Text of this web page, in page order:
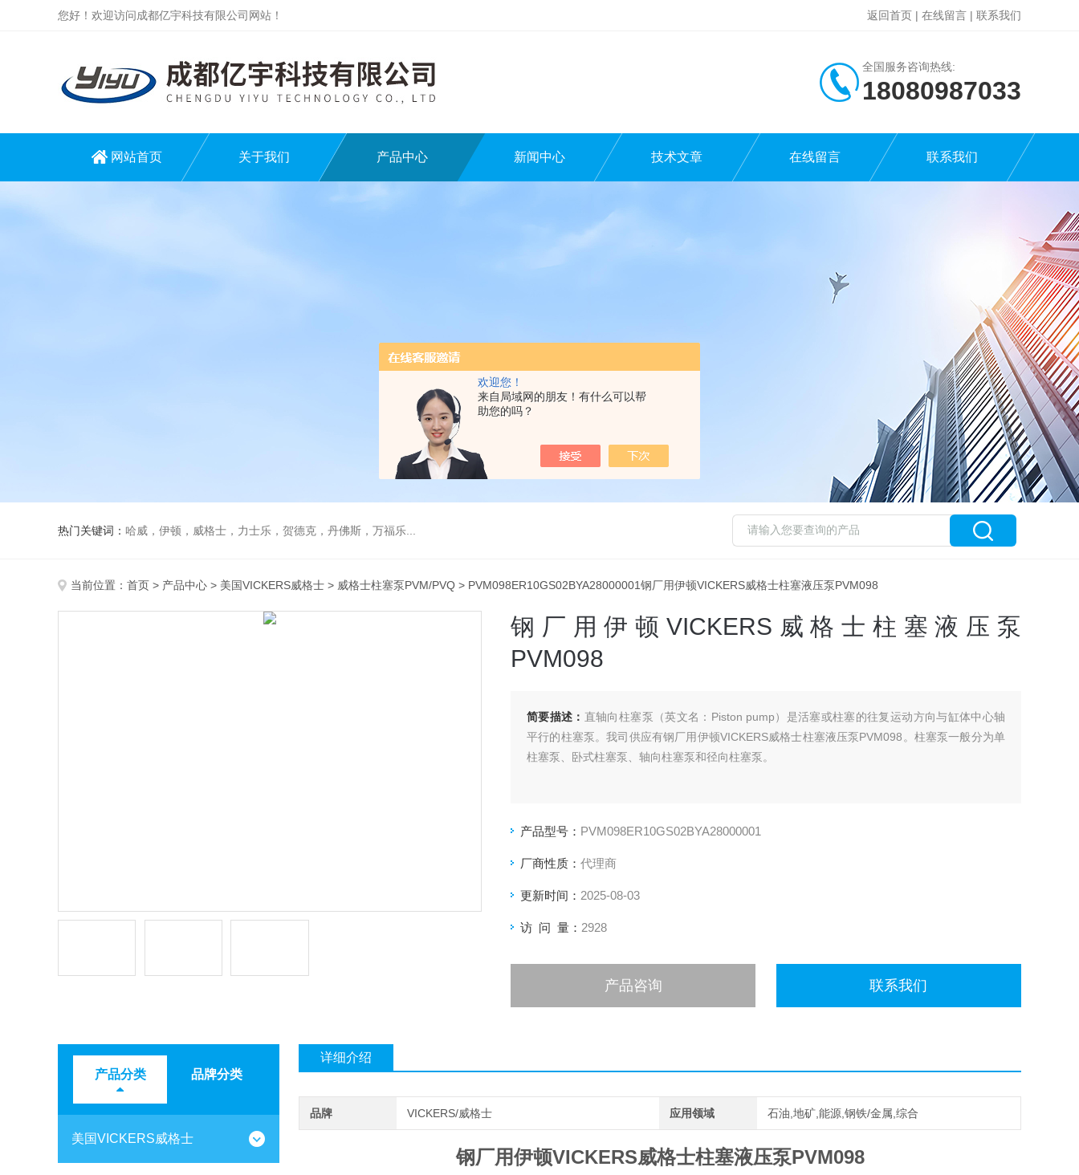
欢迎您！
来自局域网的朋友！有什么可以帮
助您的吗？
您好！欢迎访问成都亿宇科技有限公司网站！ 返回首页 | 在线留言 | 联系我们
全国服务咨询热线:
18080987033
网站首页 关于我们 产品中心 新闻中心 技术文章 在线留言 联系我们
热门关键词： 哈威，伊顿，威格士，力士乐，贺德克，丹佛斯，万福乐...
当前位置： 首页 > 产品中心 > 美国VICKERS威格士 > 威格士柱塞泵PVM/PVQ > PVM098ER10GS02BYA28000001钢厂用伊顿VICKERS威格士柱塞液压泵PVM098
钢厂用伊顿VICKERS威格士柱塞液压泵
PVM098
简要描述： 直轴向柱塞泵（英文名：Piston pump）是活塞或柱塞的往复运动方向与缸体中心轴
平行的柱塞泵。我司供应有钢厂用伊顿VICKERS威格士柱塞液压泵PVM098。柱塞泵一般分为单
柱塞泵、卧式柱塞泵、轴向柱塞泵和径向柱塞泵。
产品型号： PVM098ER10GS02BYA28000001
厂商性质： 代理商
更新时间： 2025-08-03
访 问 量： 2928
产品咨询 联系我们
产品分类 品牌分类
美国VICKERS威格士
详细介绍
品牌 VICKERS/威格士 应用领域 石油,地矿,能源,钢铁/金属,综合
钢厂用伊顿VICKERS威格士柱塞液压泵PVM098